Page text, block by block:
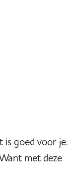
is goed voor je.
met deze